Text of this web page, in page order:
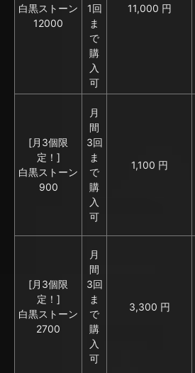
白黒ストーン
12000
1回
ま
で
購
入
可
11,000 円
[月3個限
定！]
白黒ストーン
900
月
間
3回
ま
で
購
入
可
1,100 円
[月3個限
定！]
白黒ストーン
2700
月
間
3回
ま
で
購
入
可
3,300 円